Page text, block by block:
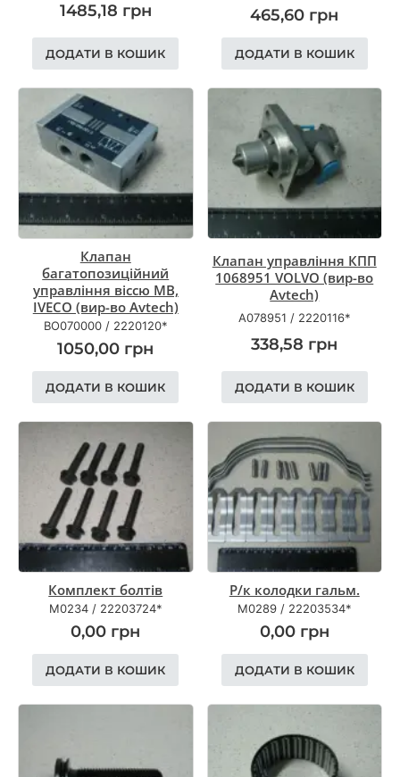
1485,18 грн
ДОДАТИ В КОШИК
465,60 грн
ДОДАТИ В КОШИК
Клапан
багатопозиційний
управління віссю MB,
IVECO (вир-во Avtech)
BO070000/ 2220120*
1050,00 грн
ДОДАТИ В КОШИК
Клапан управління КПП
1068951 VOLVO (вир-во
Avtech)
A078951 / 2220116*
338,58 грн
ДОДАТИ В КОШИК
Комплект болтів
M0234/ 22203724*
0,00 грн
ДОДАТИ В КОШИК
Р/к колодки гальм.
M0289/ 22203534*
0,00 грн
ДОДАТИ В КОШИК